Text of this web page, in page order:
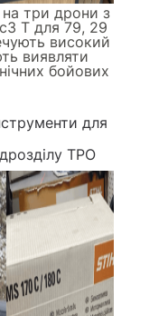
на три дрони з
Т для 79, 29
високий
виявляти
бойових
для
ТРО